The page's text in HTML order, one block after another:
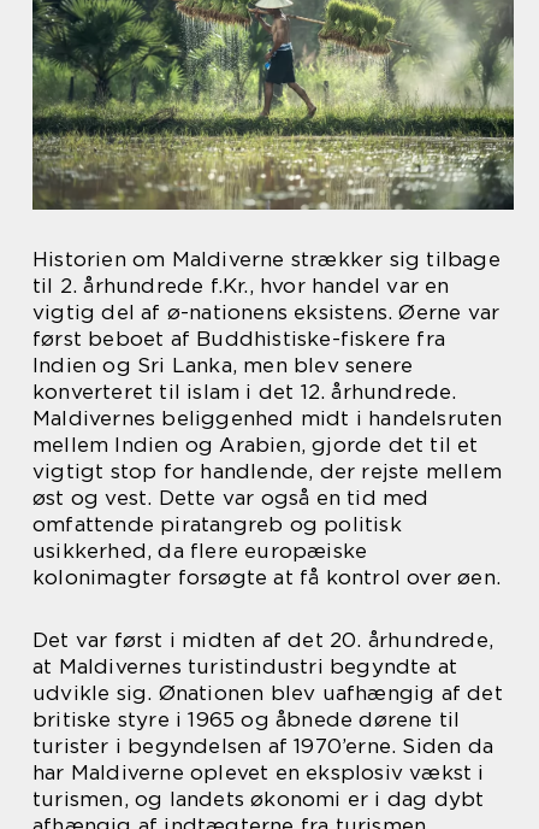
Historien om Maldiverne strækker sig tilbage
til 2. århundrede f.Kr., hvor handel var en
vigtig del af ø-nationens eksistens. Øerne var
først beboet af Buddhistiske-fiskere fra
Indien og Sri Lanka, men blev senere
konverteret til islam i det 12. århundrede.
Maldivernes beliggenhed midt i handelsruten
mellem Indien og Arabien, gjorde det til et
vigtigt stop for handlende, der rejste mellem
øst og vest. Dette var også en tid med
omfattende piratangreb og politisk
usikkerhed, da flere europæiske
kolonimagter forsøgte at få kontrol over øen.
Det var først i midten af det 20. århundrede,
at Maldivernes turistindustri begyndte at
udvikle sig. Ønationen blev uafhængig af det
britiske styre i 1965 og åbnede dørene til
turister i begyndelsen af 1970’erne. Siden da
har Maldiverne oplevet en eksplosiv vækst i
turismen, og landets økonomi er i dag dybt